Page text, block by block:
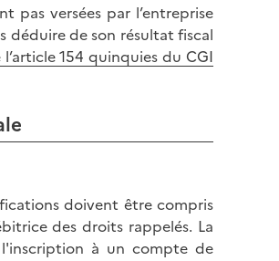
pas versées par l’entreprise
déduire de son résultat fiscal
154 quinquies du CGI
doivent être compris
des droits rappelés. La
à un compte de